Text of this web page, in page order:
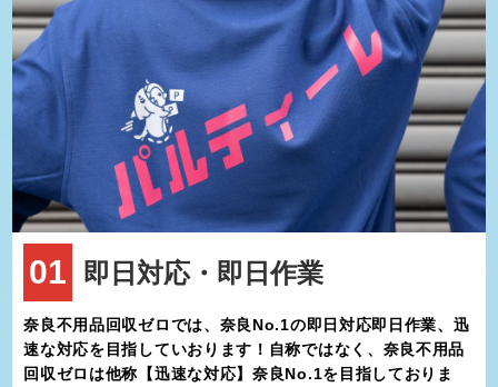
場と参詣道」に関連した道や遺構が注目されています。この地域
は、修験道の精神的な中心地としての役割を果たしてきました。
また、村の歴史や文化を知る上で欠かせないのが、地元の伝統的な
行事や祭りです。地域の神社で行われる祭礼や、四季折々のイベン
トを通じて、住民同士の絆が深められています。特に、農作物の収
穫を祝う秋祭りでは、地域ならではの文化が感じられます。
野迫川村の住民は、昔ながらの農業や林業を基盤とした暮らしを営
んでいます。豊かな自然を活かした農業では、特産品として地元で
栽培された野菜や果物が人気です。また、地域の木材を活用した林
業も盛んで、美しい山々の保全と経済活動が両立しています。
観光業も近年では注目を集めており、自然を活かしたエコツーリズ
観光客は、地元の人々との交流を通じて温かみを感じ、また訪れた
いと感じることが多いです。
野迫川村は、山間部に位置しているため、公共交通機関でのアクセ
01 即日対応・即日作業
奈良不用品回収ゼロでは、奈良No.1の即日対応即日作業、迅
速な対応を目指していおります！自称ではなく、奈良不用品
回収ゼロは他称【迅速な対応】奈良No.1を目指しておりま